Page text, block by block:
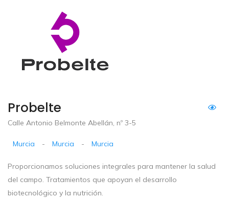
Probelte
Calle Antonio Belmonte Abellán, nº 3-5
Murcia - Murcia - Murcia
Proporcionamos soluciones integrales para mantener la salud
del campo. Tratamientos que apoyan el desarrollo
biotecnológico y la nutrición.